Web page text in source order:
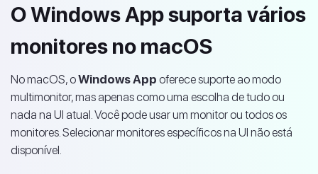
O Windows App suporta vários
monitores no macOS
No macOS, oWindows App oferece suporte ao modo
multimonitor, mas apenas como uma escolha de tudo ou
nada na UI atual. Você pode usar um monitor ou todos os
monitores. Selecionar monitores específicos na UI não está
disponível.